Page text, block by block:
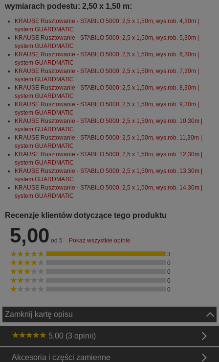
wymiarach podestu: 2,50 x 1,50 m:
KRAUSE Rusztowanie - STABILO 5000; 2,5 x 1,50m, wys.rob. 4,30m |
system GUARDMATIC
KRAUSE Rusztowanie - STABILO 5000; 2,5 x 1,50m, wys.rob. 5,30m |
system GUARDMATIC
KRAUSE Rusztowanie - STABILO 5000; 2,5 x 1,50m, wys.rob. 6,30m |
system GUARDMATIC
KRAUSE Rusztowanie - STABILO 5000; 2,5 x 1,50m, wys.rob. 7,30m |
system GUARDMATIC
KRAUSE Rusztowanie - STABILO 5000; 2,5 x 1,50m, wys.rob. 8,30m |
system GUARDMATIC
KRAUSE Rusztowanie - STABILO 5000; 2,5 x 1,50m, wys.rob. 9,30m |
system GUARDMATIC
KRAUSE Rusztowanie - STABILO 5000; 2,5 x 1,50m, wys.rob. 10,30m |
system GUARDMATIC
KRAUSE Rusztowanie - STABILO 5000; 2,5 x 1,50m, wys.rob. 11,30m |
system GUARDMATIC
KRAUSE Rusztowanie - STABILO 5000; 2,5 x 1,50m, wys.rob. 12,30m |
system GUARDMATIC
KRAUSE Rusztowanie - STABILO 5000; 2,5 x 1,50m, wys.rob. 13,30m |
system GUARDMATIC
KRAUSE Rusztowanie - STABILO 5000; 2,5 x 1,50m, wys.rob. 14,30m |
system GUARDMATIC
Recenzje klientów dotyczące tego produktu
5,00 od 5 Pokaż wszystkie opinie
3
0
0
0
0
Zamknij kartę opisu
5,00 (3 opinii)
Akcesoria i części zamienne